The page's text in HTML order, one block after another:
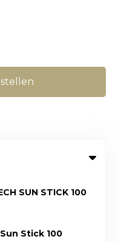
SUN STICK 100
Stick 100